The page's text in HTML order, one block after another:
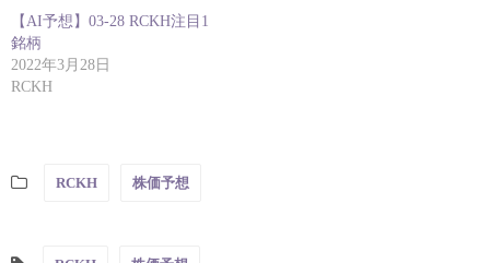
【AI予想】03-28 RCKH注目1
銘柄
2022年3月28日
RCKH
RCKH 株価予想